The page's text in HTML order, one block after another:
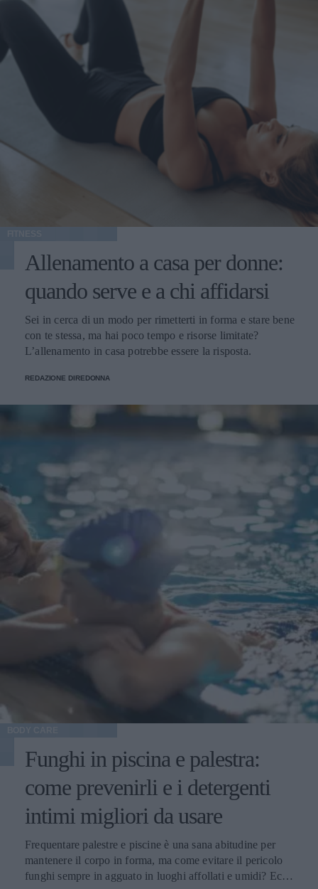
Allenamento a casa per donne:
quando serve e a chi affidarsi
Sei in cerca di un modo per rimetterti in forma e stare bene
con te stessa, ma hai poco tempo e risorse limitate?
L’allenamento in casa potrebbe essere la risposta.
REDAZIONE DIREDONNA
Funghi in piscina e palestra:
come prevenirli e i detergenti
intimi migliori da usare
Frequentare palestre e piscine è una sana abitudine per
mantenere il corpo in forma, ma come evitare il pericolo
funghi sempre in agguato in luoghi affollati e umidi? Ecco